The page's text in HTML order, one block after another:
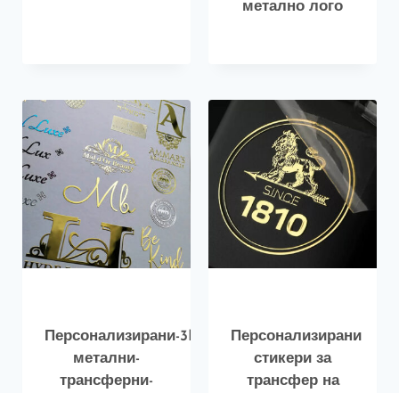
метално лого
Персонализирани-3D-
метални-
трансферни-
Персонализирани
стикери за
трансфер на